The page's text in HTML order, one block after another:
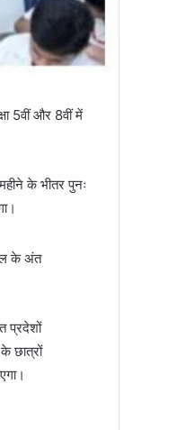
5वीं और 8वीं में
के भीतर पुनः
के अंत
प्रदेशों
छात्रों